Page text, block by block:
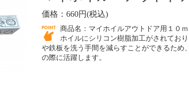
価格：660円(税込)
商品名：マイホイルアウトドア用１０
ホイルにシリコン樹脂加工がされてお
や鉄板を洗う手間を減らすことができるため
の際に活躍します。